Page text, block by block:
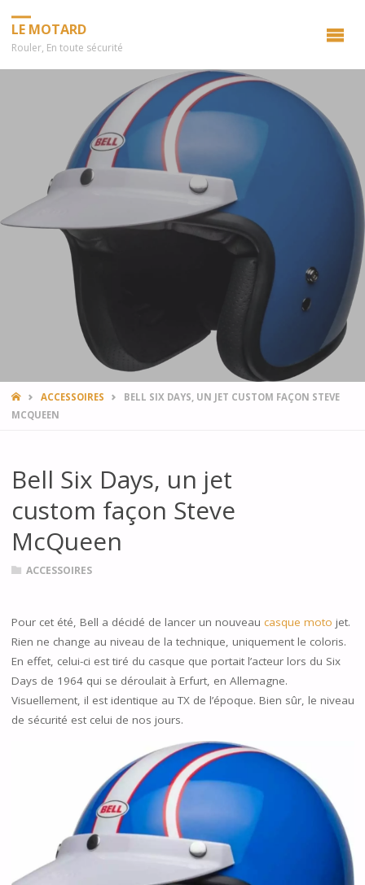
LE MOTARD
Rouler, En toute sécurité
HOMEACCESSOIRES
BELL SIX DAYS, UN JET CUSTOM FAÇON STEVE
MCQUEEN
Bell Six Days, un jet
custom façon Steve
McQueen
ACCESSOIRES
Pour cet été, Bell a décidé de lancer un nouveau casque moto jet.
Rien ne change au niveau de la technique, uniquement le coloris.
En effet, celui-ci est tiré du casque que portait l’acteur lors du Six
Days de 1964 qui se déroulait à Erfurt, en Allemagne.
Visuellement, il est identique au TX de l’époque. Bien sûr, le niveau
de sécurité est celui de nos jours.